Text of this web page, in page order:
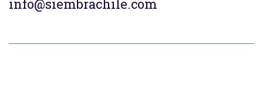
info@siembrachile.com